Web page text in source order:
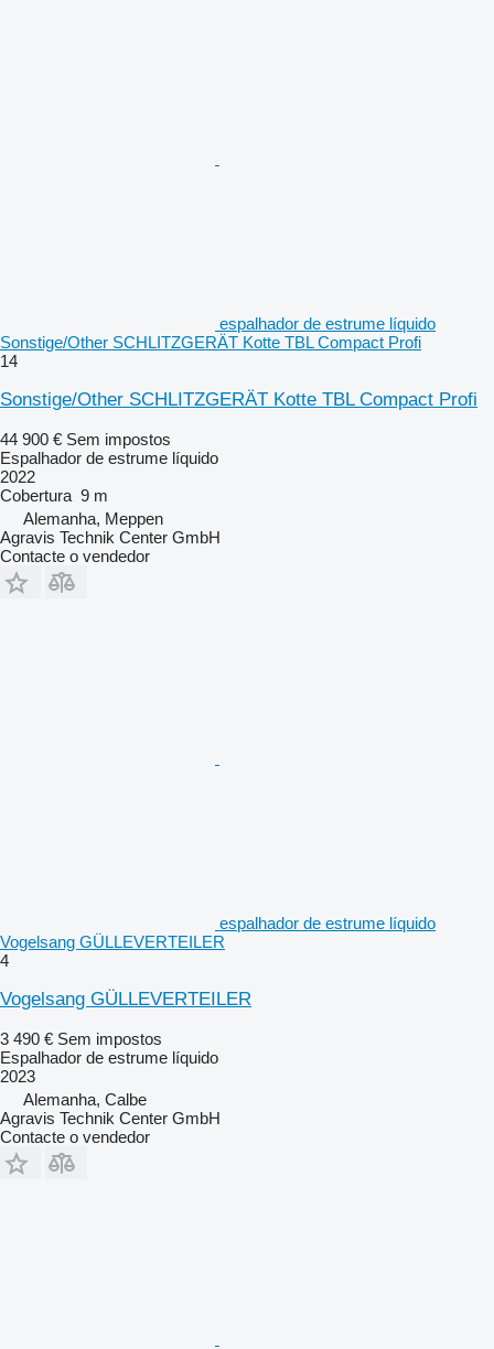
espalhador de estrume líquido
Sonstige/Other SCHLITZGERÄT Kotte TBL Compact Profi
14
Sonstige/Other SCHLITZGERÄT Kotte TBL Compact Profi
44 900 € Sem impostos
Espalhador de estrume líquido
2022
Cobertura 9 m
Alemanha, Meppen
Agravis Technik Center GmbH
Contacte o vendedor
espalhador de estrume líquido
Vogelsang GÜLLEVERTEILER
4
Vogelsang GÜLLEVERTEILER
3 490 € Sem impostos
Espalhador de estrume líquido
2023
Alemanha, Calbe
Agravis Technik Center GmbH
Contacte o vendedor